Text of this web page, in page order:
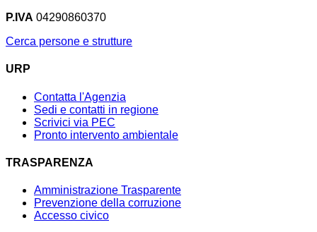
P.IVA 04290860370
Cerca persone e strutture
URP
Contatta l'Agenzia
Sedi e contatti in regione
Scrivici via PEC
Pronto intervento ambientale
TRASPARENZA
Amministrazione Trasparente
Prevenzione della corruzione
Accesso civico